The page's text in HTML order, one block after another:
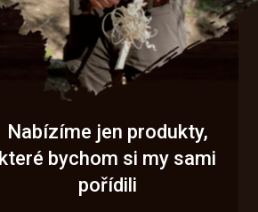
Nabízíme jen produkty,
které bychom si my sami
pořídili